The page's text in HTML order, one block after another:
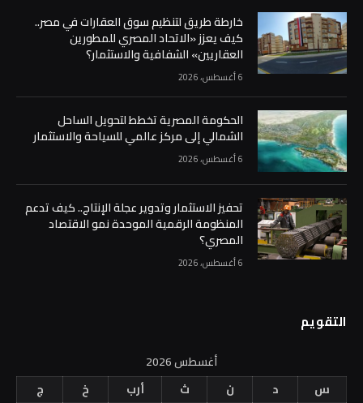
خارطة طريق لتنظيم سوق العقارات في مصر..
كيف يعزز «الاتحاد المصري للمطورين
العقاريين» الشفافية والاستثمار؟
6 أغسطس، 2026
الحكومة المصرية تخطط لتحويل الساحل
الشمالي إلى مركز عالمي للسياحة والاستثمار
6 أغسطس، 2026
تحفيز الاستثمار وتدوير عجلة الإنتاج.. كيف تدعم
المنظومة الرقمية الموحدة نمو الاقتصاد
المصري؟
6 أغسطس، 2026
التقويم
أغسطس 2026
س
د ن ث أرب خ
ج